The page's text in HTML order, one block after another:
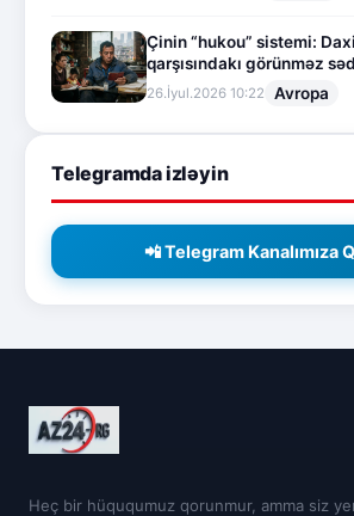
Çinin “hukou” sistemi:
qarşısındakı görünməz
26.İyul.2026 10:22 Avropa
Telegramda izləyin
📲 Telegram Kanalımıza
Heç bir hüququmuz qorunmur, amma siz